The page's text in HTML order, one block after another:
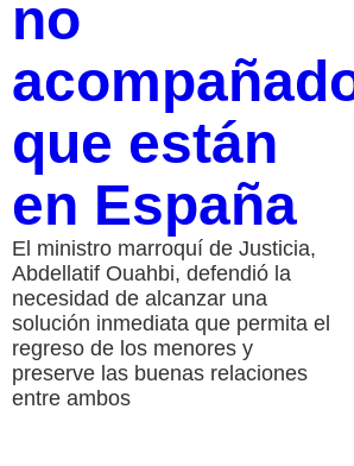
no
que están
en España
El ministro marroquí de Justicia,
Abdellatif Ouahbi, defendió la
necesidad de alcanzar una
solución inmediata que permita el
regreso de los menores y
preserve las buenas relaciones
entre ambos